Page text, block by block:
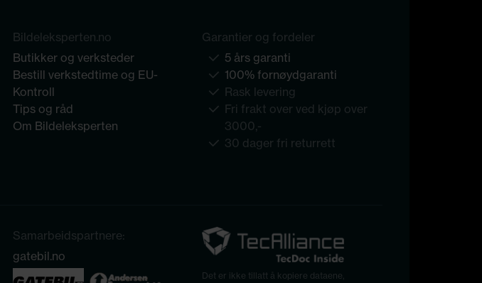
Bildeleksperten.no
Butikker og verksteder
Bestill verkstedtime og EU-
Kontroll
Tips og råd
Om Bildeleksperten
Garantier og fordeler
5 års garanti
100% fornøydgaranti
Rask levering
Fri frakt over ved kjøp over
3000,-
30 dager fri returrett
Samarbeidspartnere:
gatebil.no
Det er ikke tillatt å kopiere dataene,